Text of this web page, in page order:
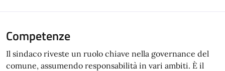
Competenze
Il sindaco riveste un ruolo chiave nella governance del
comune, assumendo responsabilità in vari ambiti. È il